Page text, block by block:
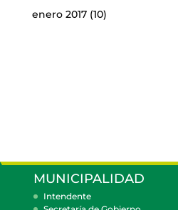
enero 2017(10)
MUNICIPALIDAD
Intendente